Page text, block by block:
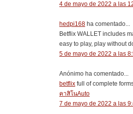
4 de mayo de 2022 a las
hedpi168 ha comentado...
Betflix WALLET includes
easy to play, play without
5 de mayo de 2022 a las
Anónimo ha comentado...
betflix full of complete
คาสิโนAuto
7 de mayo de 2022 a las